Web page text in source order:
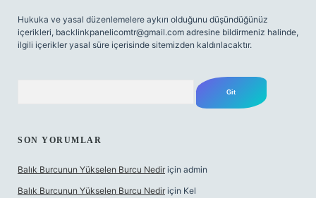
Hukuka ve yasal düzenlemelere aykırı olduğunu düşündüğünüz
içerikleri, backlinkpanelicomtr@gmail.com adresine bildirmeniz halinde,
ilgili içerikler yasal süre içerisinde sitemizden kaldırılacaktır.
SON YORUMLAR
Balık Burcunun Yükselen Burcu Nedir için admin
Balık Burcunun Yükselen Burcu Nedir için Kel